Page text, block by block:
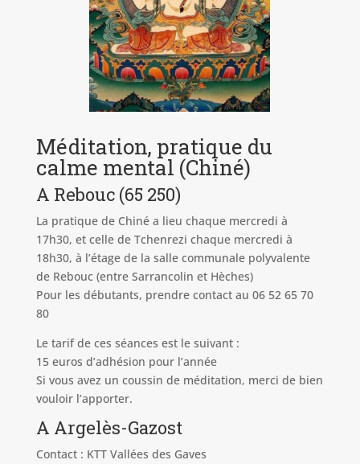
Méditation, pratique du
calme mental (Chiné)
A Rebouc (65 250)
La pratique de Chiné a lieu chaque mercredi à
17h30, et celle de Tchenrezi chaque mercredi à
18h30, à l’étage de la salle communale polyvalente
de Rebouc (entre Sarrancolin et Hèches)
Pour les débutants, prendre contact au 06 52 65 70
80
Le tarif de ces séances est le suivant :
15 euros d’adhésion pour l’année
Si vous avez un coussin de méditation, merci de bien
vouloir l’apporter.
A Argelès-Gazost
Contact : KTT Vallées des Gaves